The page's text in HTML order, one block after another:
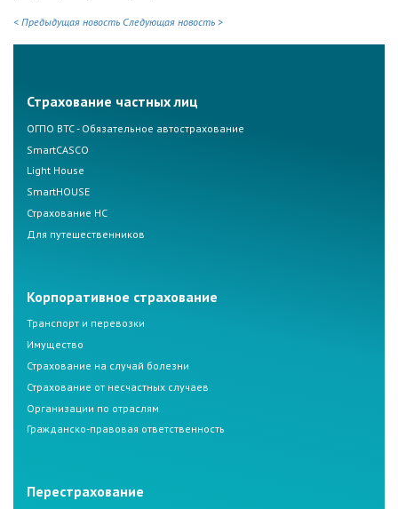
< Предыдущая новость Следующая новость >
Страхование частных лиц
ОГПО ВТС - Обязательное автострахование
SmartCASCO
Light House
SmartHOUSE
Страхование НС
Для путешественников
Корпоративное страхование
Транспорт и перевозки
Имущество
Страхование на случай болезни
Страхование от несчастных случаев
Организации по отраслям
Гражданско-правовая ответственность
Перестрахование